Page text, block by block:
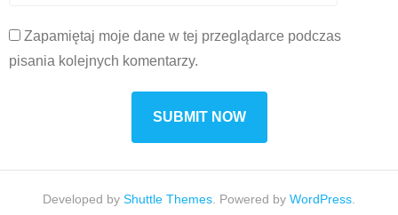
Zapamiętaj moje dane w tej przeglądarce podczas
pisania kolejnych komentarzy.
Developed by Shuttle Themes . Powered by WordPress